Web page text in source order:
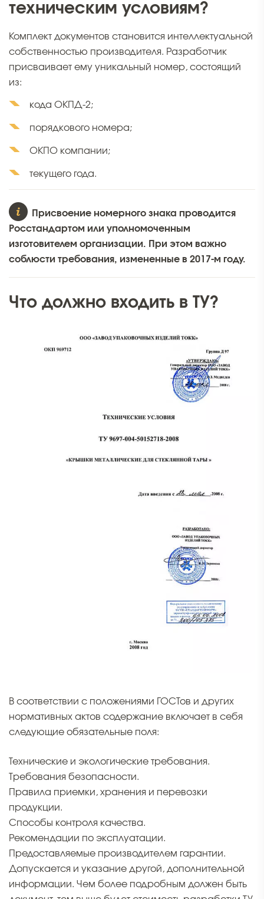
техническим условиям?
Комплект документов становится интеллектуальной
собственностью производителя. Разработчик
присваивает ему уникальный номер, состоящий
из:
кода ОКПД-2;
порядкового номера;
ОКПО компании;
текущего года.
Присвоение номерного знака проводится
Росстандартом или уполномоченным
изготовителем организации. При этом важно
соблюсти требования, измененные в 2017-м году.
Что должно входить в ТУ?
В соответствии с положениями ГОСТов и других
нормативных актов содержание включает в себя
следующие обязательные поля:
Технические и экологические требования.
Требования безопасности.
Правила приемки, хранения и перевозки
продукции.
Способы контроля качества.
Рекомендации по эксплуатации.
Предоставляемые производителем гарантии.
Допускается и указание другой, дополнительной
информации. Чем более подробным должен быть